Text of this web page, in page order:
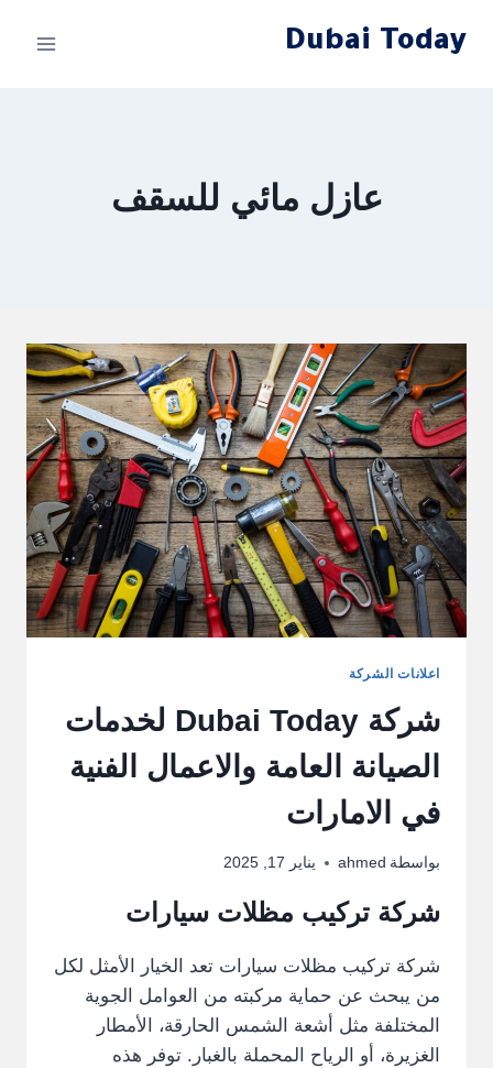
Dubai Today
عازل مائي للسقف
اعلانات الشركة
شركة Dubai Today لخدمات
الصيانة العامة والاعمال الفنية
في الامارات
بواسطة ahmed يناير 17, 2025
شركة تركيب مظلات سيارات
شركة تركيب مظلات سيارات تعد الخيار الأمثل لكل
من يبحث عن حماية مركبته من العوامل الجوية
المختلفة مثل أشعة الشمس الحارقة، الأمطار
الغزيرة، أو الرياح المحملة بالغبار. توفر هذه